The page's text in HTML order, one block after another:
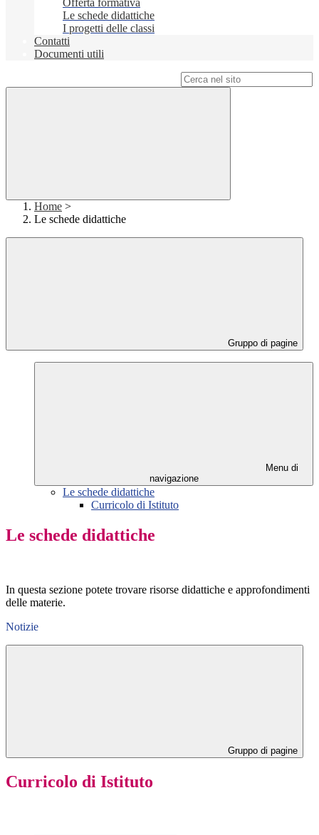
Offerta formativa
Le schede didattiche
I progetti delle classi
Contatti
Documenti utili
Home >
Le schede didattiche
Gruppo di pagine
Menu di
navigazione
Le schede didattiche
Curricolo di Istituto
Le schede didattiche
In questa sezione potete trovare risorse didattiche e approfondimenti
delle materie.
Notizie
Gruppo di pagine
Curricolo di Istituto